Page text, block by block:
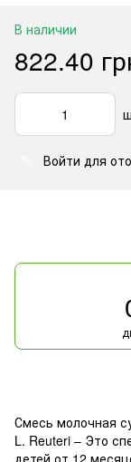
В наличии
822.40
Войти для
Смесь молочная
L. Reuteri – Это
детей от 12